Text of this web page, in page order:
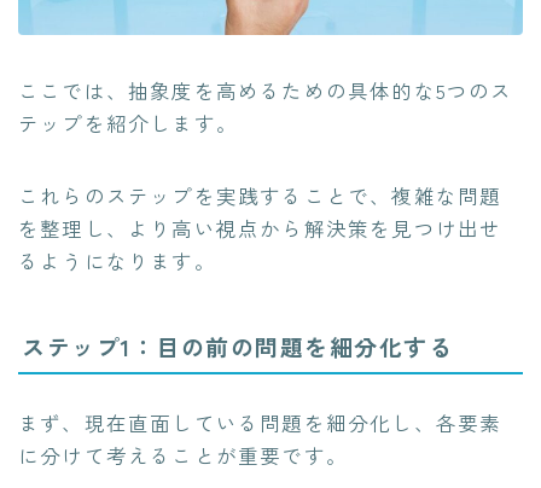
ここでは、抽象度を高めるための具体的な5つのス
テップを紹介します。
これらのステップを実践することで、複雑な問題
を整理し、より高い視点から解決策を見つけ出せ
るようになります。
ステップ1：目の前の問題を細分化する
まず、現在直面している問題を細分化し、各要素
に分けて考えることが重要です。